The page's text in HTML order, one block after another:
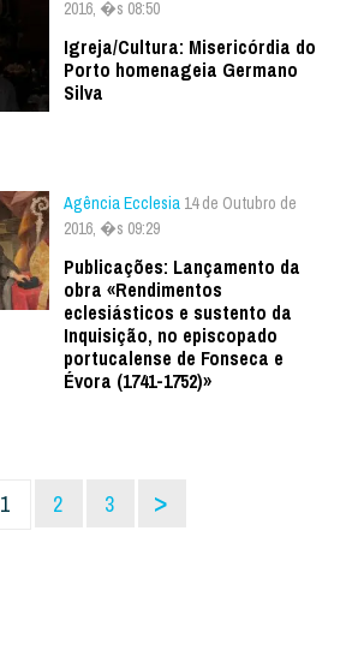
2016, �s 08:50
Igreja/Cultura: Misericórdia do
Porto homenageia Germano
Silva
Agência Ecclesia 14 de Outubro de
2016, �s 09:29
Publicações: Lançamento da
obra «Rendimentos
eclesiásticos e sustento da
Inquisição, no episcopado
portucalense de Fonseca e
Évora (1741-1752)»
1 2 3 >